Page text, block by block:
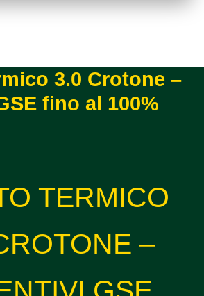
3.0 Crotone –
fino al 100%
TERMICO
–